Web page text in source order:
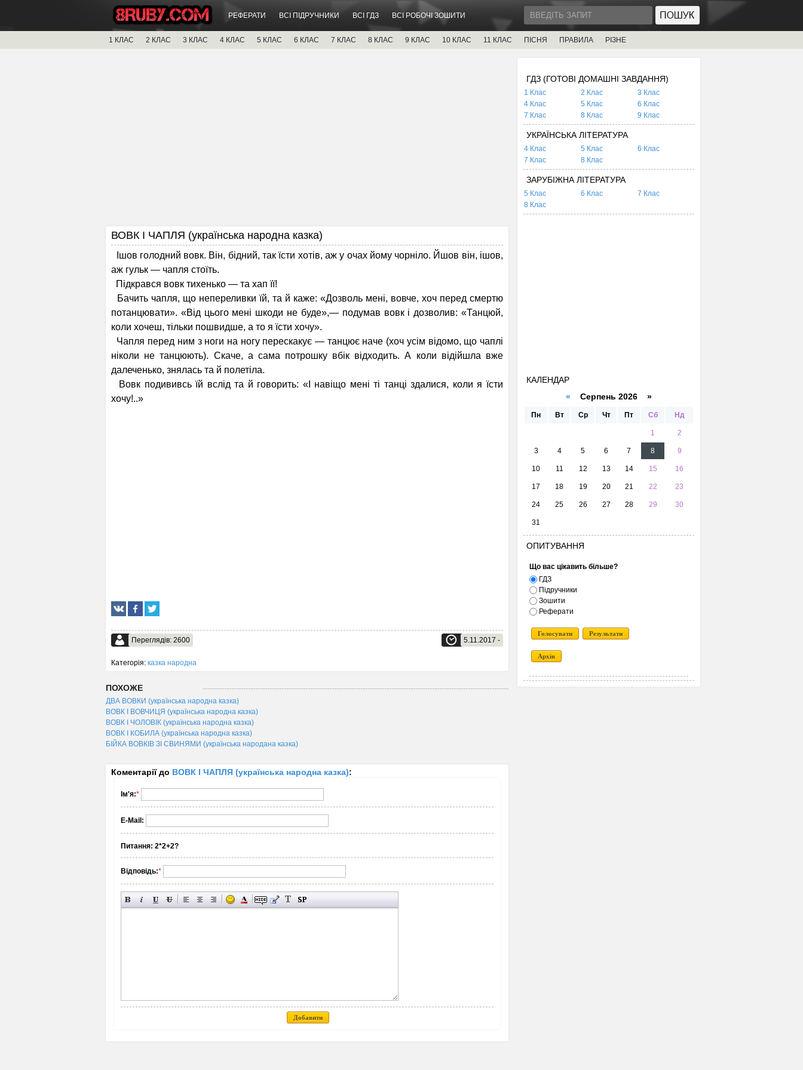
РЕФЕРАТИ ВСІ ПІДРУЧНИКИ ВСІ ГДЗ ВСІ РОБОЧІ ЗОШИТИ
1 КЛАС 2 КЛАС 3 КЛАС 4 КЛАС 5 КЛАС 6 КЛАС 7 КЛАС 8 КЛАС 9 КЛАС 10 КЛАС 11 КЛАС ПІСНЯ ПРАВИЛА РІЗНЕ
ВОВК І ЧАПЛЯ (українська народна казка)
Ішов голодний вовк. Він, бідний, так їсти хотів, аж у очах йому чорніло. Йшов він, ішов,
аж гульк — чапля стоїть.
Підкрався вовк тихенько — та хап її!
Бачить чапля, що непереливки їй, та й каже: «Дозволь мені, вовче, хоч перед смертю
потанцювати». «Від цього мені шкоди не буде»,— подумав вовк і дозволив: «Танцюй,
коли хочеш, тільки пошвидше, а то я їсти хочу».
Чапля перед ним з ноги на ногу перескакує — танцює наче (хоч усім відомо, що чаплі
ніколи не танцюють). Скаче, а сама потрошку вбік відходить. А коли відійшла вже
далеченько, знялась та й полетіла.
Вовк подививсь їй вслід та й говорить: «І навіщо мені ті танці здалися, коли я їсти
хочу!..»
Переглядів: 2600 5.11.2017 -
Категорія: казка народна
ПОХОЖЕ
ДВА ВОВКИ (українська народна казка)
ВОВК І ВОВЧИЦЯ (українська народна казка)
ВОВК І ЧОЛОВІК (українська народна казка)
ВОВК І КОБИЛА (українська народна казка)
БІЙКА ВОВКІВ ЗІ СВИНЯМИ (українська народана казка)
Коментарії до ВОВК І ЧАПЛЯ (українська народна казка):
Ім'я:*
E-Mail:
Питання: 2*2+2?
Відповідь:*
Добавити
ГДЗ (ГОТОВІ ДОМАШНІ ЗАВДАННЯ)
1 Клас 2 Клас
3 Клас
4 Клас
5 Клас
6 Клас
7 Клас
8 Клас 9 Клас
УКРАЇНСЬКА ЛІТЕРАТУРА
4 Клас 5 Клас
6 Клас
7 Клас
8 Клас
ЗАРУБІЖНА ЛІТЕРАТУРА
5 Клас 6 Клас
7 Клас
8 Клас
КАЛЕНДАР
« Серпень 2026 »
Пн Вт Ср Чт Пт Сб Нд
1 2
3 4 5 6 7 8 9
10 11 12 13 14 15 16
17 18 19 20 21 22 23
24 25 26 27 28 29 30
31
ОПИТУВАННЯ
Що вас цікавить більше?
ГДЗ
Підручники
Зошити
Реферати
Голосувати Результати
Архів